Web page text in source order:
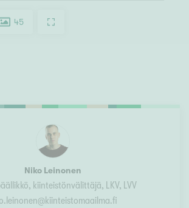
45
Niko Leinonen
kiinteistönvälittäjä, LKV, LVV